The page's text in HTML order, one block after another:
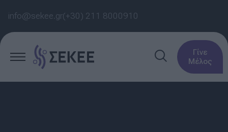
info@sekee.gr(+30) 211 8000910
Γίνε
Μέλος